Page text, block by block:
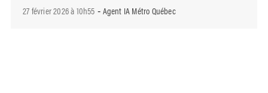
27 février 2026 à 10h55 - Agent IA Métro Québec